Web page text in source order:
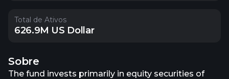
Total de Ativos
626.9M US Dollar
Sobre
The fund invests primarily in equity securities of